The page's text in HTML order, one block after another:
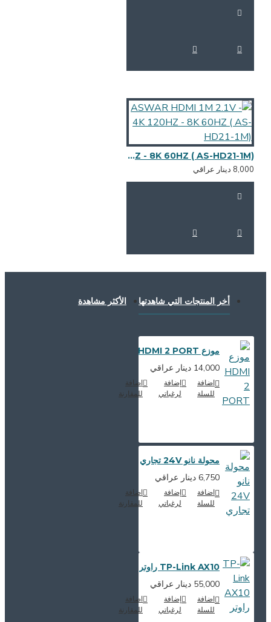
ASWAR HDMI 1M 2.1V - 4K 120HZ - 8K 60HZ ( AS-HD21-1M)
دينار عراقي
أخر المنتجات التي شاهدتها الأكثر مشاهدة
موزع HDMI 2 PORT
14,000 دينار عراقي
اضافة
إضافة
لرغباتي
اضافة
للمقارنة
محولة نانو 24V تجاري
6,750 دينار عراقي
اضافة
للسلة
إضافة
لرغباتي
اضافة
للمقارنة
TP-Link AX10 راوتر
55,000 دينار عراقي
اضافة
للسلة
إضافة
لرغباتي
اضافة
للمقارنة